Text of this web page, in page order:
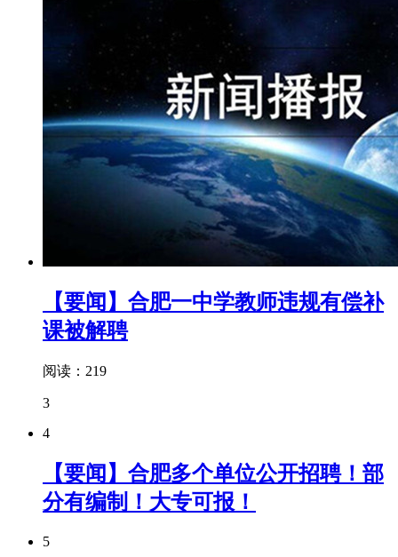
【要闻】合肥一中学教师违规有偿补
课被解聘
阅读：219
3
4
【要闻】合肥多个单位公开招聘！部
分有编制！大专可报！
5